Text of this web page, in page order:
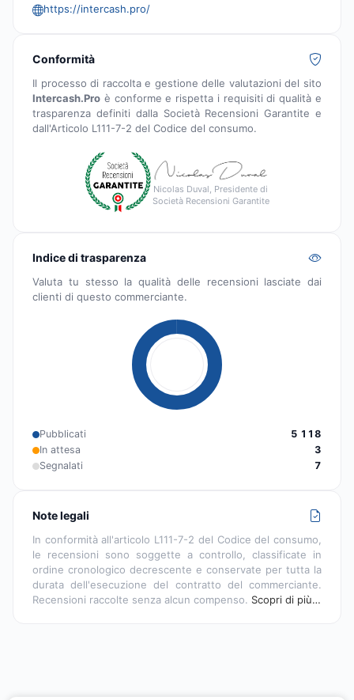
https://intercash.pro/
Conformità
Il processo di raccolta e gestione delle valutazioni del sito
Intercash.Pro è conforme e rispetta i requisiti di qualità e
trasparenza definiti dalla Società Recensioni Garantite e
dall'Articolo L111-7-2 del Codice del consumo.
Nicolas Duval, Presidente di
Società Recensioni Garantite
Indice di trasparenza
Valuta tu stesso la qualità delle recensioni lasciate dai
clienti di questo commerciante.
Pubblicati
5 118
In attesa
3
Segnalati
7
Note legali
In conformità all'articolo L111-7-2 del Codice del consumo,
le recensioni sono soggette a controllo, classificate in
ordine cronologico decrescente e conservate per tutta la
durata dell'esecuzione del contratto del commerciante.
Recensioni raccolte senza alcun compenso. Scopri di più…